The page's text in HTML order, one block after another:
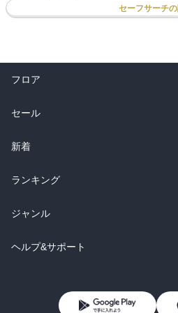
セーフサーチ
フロア
総合
ラノベ
雑誌・グラビア
BL・TL
セール
総合
ラノベ
雑誌・グラビア
BL・TL
新着
総合
ラノベ
雑誌・グラビア
ランキング
総合
ラノベ
ジャンル
コミック
ライトノベル
ヘルプ&サポート